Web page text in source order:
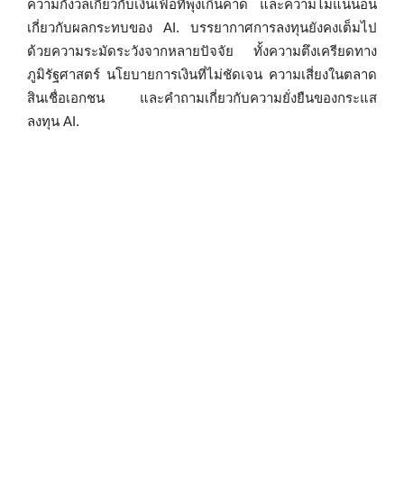
ความกังวลเกี่ยวกับเงินเฟ้อที่พุ่งเกินคาด และความไม่แน่นอน
เกี่ยวกับผลกระทบของ AI. บรรยากาศการลงทุนยังคงเต็มไป
ด้วยความระมัดระวังจากหลายปัจจัย ทั้งความตึงเครียดทาง
ภูมิรัฐศาสตร์ นโยบายการเงินที่ไม่ชัดเจน ความเสี่ยงในตลาด
สินเชื่อเอกชน และคำถามเกี่ยวกับความยั่งยืนของกระแส
ลงทุน AI.